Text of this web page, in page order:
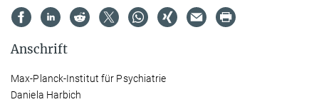
Anschrift
Max-Planck-Institut für Psychiatrie
Daniela Harbich